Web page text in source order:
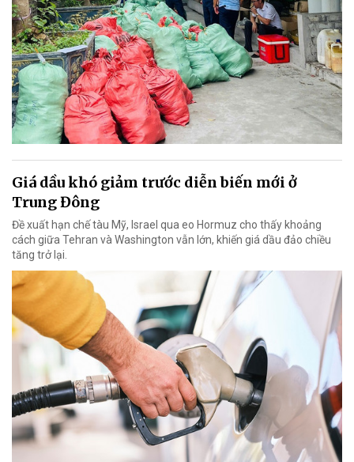
Giá dầu khó giảm trước diễn biến mới ở
Trung Đông
Đề xuất hạn chế tàu Mỹ, Israel qua eo Hormuz cho thấy khoảng
cách giữa Tehran và Washington vẫn lớn, khiến giá dầu đảo chiều
tăng trở lại.